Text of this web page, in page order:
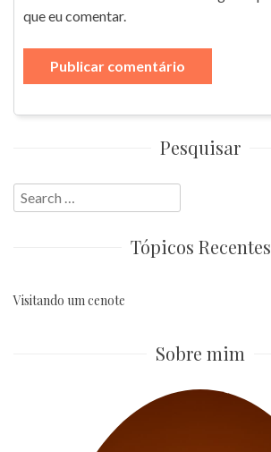
que eu comentar.
Pesquisar
Search
for:
Tópicos Recentes
Visitando um cenote
Sobre mim